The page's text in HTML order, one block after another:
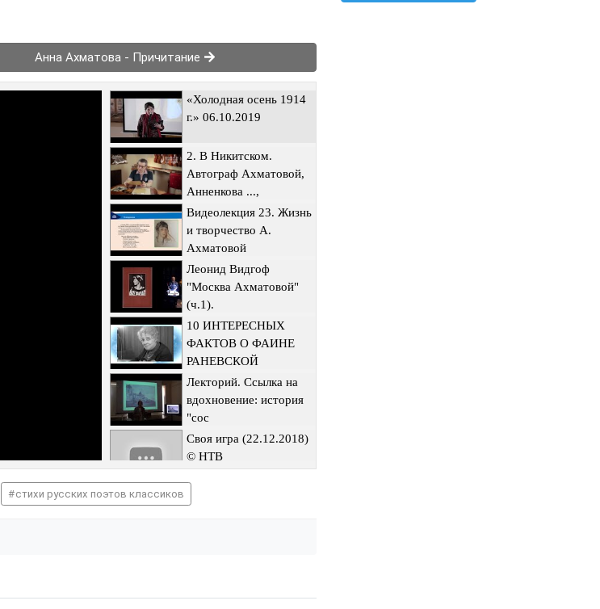
Анна Ахматова - Причитание
«Холодная осень 1914
г.» 06.10.2019
2. В Никитском.
Автограф Ахматовой,
Анненкова ...,
Видеолекция 23. Жизнь
и творчество А.
Ахматовой
Леонид Видгоф
"Москва Ахматовой"
(ч.1).
10 ИНТЕРЕСНЫХ
ФАКТОВ О ФАИНЕ
РАНЕВСКОЙ
Лекторий. Ссылка на
вдохновение: история
"сос
Своя игра (22.12.2018)
© НТВ
стихи русских поэтов классиков